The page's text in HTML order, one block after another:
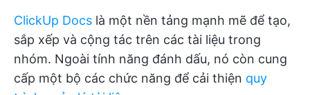
ClickUp Docs là một nền tảng mạnh mẽ để tạo,
sắp xếp và cộng tác trên các tài liệu trong
nhóm. Ngoài tính năng đánh dấu, nó còn cung
cấp một bộ các chức năng để cải thiện quy